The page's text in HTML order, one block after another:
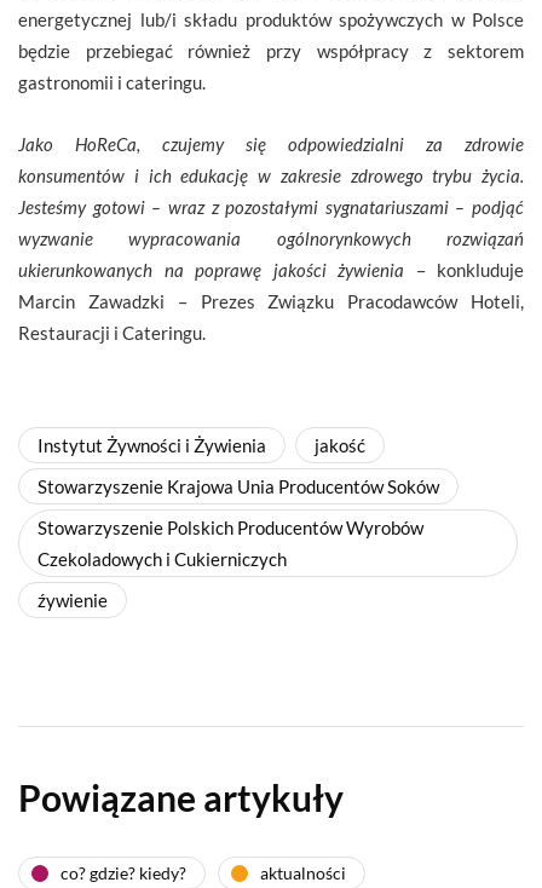
energetycznej lub/i składu produktów spożywczych w Polsce
będzie przebiegać również przy współpracy z sektorem
gastronomii i cateringu.
Jako HoReCa, czujemy się odpowiedzialni za zdrowie
konsumentów i ich edukację w zakresie zdrowego trybu życia.
Jesteśmy gotowi – wraz z pozostałymi sygnatariuszami – podjąć
wyzwanie wypracowania ogólnorynkowych rozwiązań
ukierunkowanych na poprawę jakości żywienia – konkluduje
Marcin Zawadzki – Prezes Związku Pracodawców Hoteli,
Restauracji i Cateringu.
Instytut Żywności i Żywienia
jakość
Stowarzyszenie Krajowa Unia Producentów Soków
Stowarzyszenie Polskich Producentów Wyrobów
Czekoladowych i Cukierniczych
źywienie
Powiązane artykuły
co? gdzie? kiedy? aktualności